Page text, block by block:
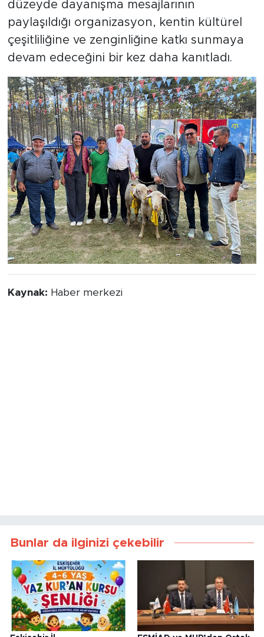
düzeyde dayanışma mesajlarının
paylaşıldığı organizasyon, kentin kültürel
çeşitliliğine ve zenginliğine katkı sunmaya
devam edeceğini bir kez daha kanıtladı.
Kaynak: Haber merkezi
Bunlar da ilginizi çekebilir